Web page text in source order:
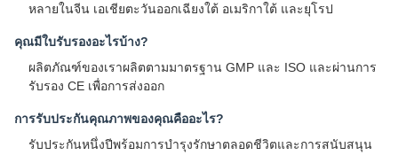
หลายในจีน เอเชียตะวันออกเฉียงใต้ อเมริกาใต้ และยุโรป
คุณมีใบรับรองอะไรบ้าง?
ผลิตภัณฑ์ของเราผลิตตามมาตรฐาน GMP และ ISO และผ่านการ
รับรอง CE เพื่อการส่งออก
การรับประกันคุณภาพของคุณคืออะไร?
รับประกันหนึ่งปีพร้อมการบำรุงรักษาตลอดชีวิตและการสนับสนุน